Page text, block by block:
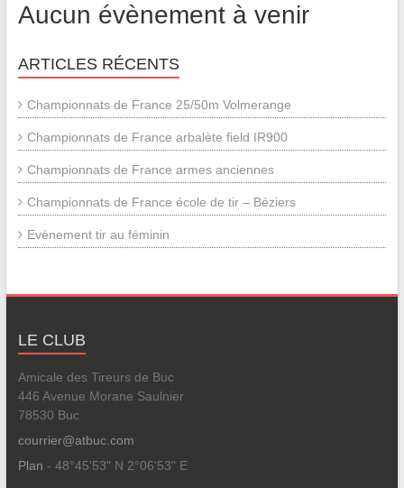
Aucun évènement à venir
ARTICLES RÉCENTS
Championnats de France 25/50m Volmerange
Championnats de France arbalète field IR900
Championnats de France armes anciennes
Championnats de France école de tir – Béziers
Evènement tir au féminin
LE CLUB
Amicale des Tireurs de Buc
446 Avenue Morane Saulnier
78530 Buc
courrier@atbuc.com
Plan - 48°45'53" N 2°06'53" E